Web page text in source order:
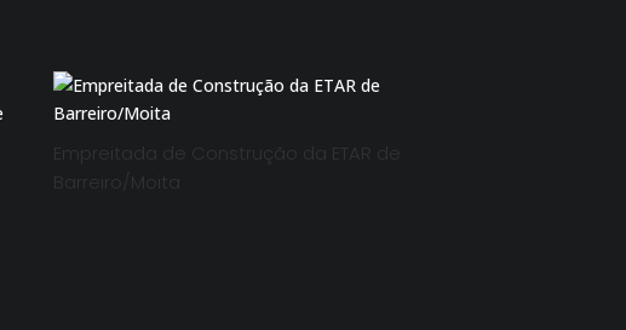
Empreitada de Construção da ETAR de
Barreiro/Moita